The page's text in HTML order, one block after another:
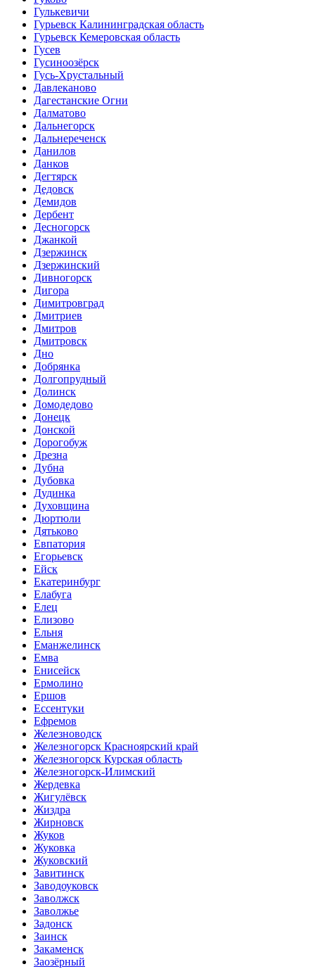
Гулькевичи
Гурьевск Калининградская область
Гурьевск Кемеровская область
Гусев
Гусиноозёрск
Гусь-Хрустальный
Давлеканово
Дагестанские Огни
Далматово
Дальнегорск
Дальнереченск
Данилов
Данков
Дегтярск
Дедовск
Демидов
Дербент
Десногорск
Джанкой
Дзержинск
Дзержинский
Дивногорск
Дигора
Димитровград
Дмитриев
Дмитров
Дмитровск
Дно
Добрянка
Долгопрудный
Долинск
Домодедово
Донецк
Донской
Дорогобуж
Дрезна
Дубна
Дубовка
Дудинка
Духовщина
Дюртюли
Дятьково
Евпатория
Егорьевск
Ейск
Екатеринбург
Елабуга
Елец
Елизово
Ельня
Еманжелинск
Емва
Енисейск
Ермолино
Ершов
Ессентуки
Ефремов
Железноводск
Железногорск Красноярский край
Железногорск Курская область
Железногорск-Илимский
Жердевка
Жигулёвск
Жиздра
Жирновск
Жуков
Жуковка
Жуковский
Завитинск
Заводоуковск
Заволжск
Заволжье
Задонск
Заинск
Закаменск
Заозёрный